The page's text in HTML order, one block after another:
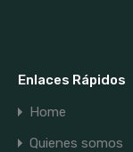
Enlaces Rápidos
Home
Quienes somos